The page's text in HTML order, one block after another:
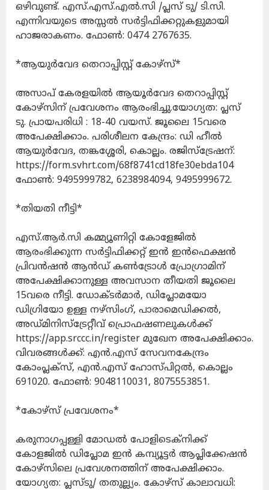
ഒഴിവുണ്ട്. എസ്.എസ്.എല്‍.സി /പ്ലസ് ടു/ ടി.സി.
എന്നിവയുടെ അസ്സല്‍ സര്‍ട്ടിഫിക്കറ്റുകളുമായി
ഹാജരാകണം. ഫോണ്‍: 0474 2767635.
*ആയുര്‍വേദ തെറാപ്പിസ്റ്റ് കോഴ്സ്*
അസാപ് കേരളയില്‍ ആയൂര്‍വേദ തെറാപ്പിസ്റ്റ്
കോഴ്സിന് പ്രവേശനം ആരംഭിച്ചു.യോഗ്യത: പ്ലസ്
ടു. പ്രായപരിധി : 18-40 വയസ്. ജൂലൈ 15വരെ
അപേക്ഷിക്കാം. പരിശീലന കേന്ദ്രം: ഡി ഹീല്‍
ആയുര്‍വേദ, തങ്കശ്ശേരി, കൊല്ലം. രജിസ്ട്രേഷന്:
https://form.svhrt.com/68f8741cd18fe30ebda104
ഫോണ്‍: 9495999782, 6238984094, 9495999672.
*തിയതി നീട്ടി*
എസ്.ആര്‍.സി കമ്മ്യൂണിറ്റി കോളേജില്‍
ആരംഭിക്കുന്ന സര്‍ട്ടിഫിക്കറ്റ് ഇന്‍ ഇന്‍ഫെക്ഷന്‍
പ്രിവന്‍ഷന്‍ ആന്‍ഡ് കണ്‍ട്രോള്‍ പ്രോഗ്രാമിന്
അപേക്ഷിക്കാനുള്ള അവസാന തീയതി ജൂലൈ
15വരെ നീട്ടി. ഡോക്ടര്‍മാര്‍, ഡിപ്ലോമയോ
ഡിഗ്രിയോ ഉള്ള നഴ്‌സിംഗ്, പാരാമെഡിക്കല്‍,
അഡ്മിനിസ്ട്രേറ്റീവ് പ്രൊഫഷണലുകള്‍ക്ക്
https://app.srccc.in/register മുഖേന അപേക്ഷിക്കാം.
വിവരങ്ങള്‍ക്ക്: എന്‍.എസ് സേവനകേന്ദ്രം
കോംപ്ലക്സ്, എന്‍.എസ് ഹോസ്പിറ്റല്‍, കൊല്ലം
691020. ഫോണ്‍: 9048110031, 8075553851.
*കോഴ്സ് പ്രവേശനം*
കരുനാഗപ്പള്ളി മോഡല്‍ പോളിടെക്‌നിക്ക്
കോളജില്‍ ഡിപ്ലോമ ഇന്‍ കമ്പ്യൂട്ടര്‍ ആപ്ലിക്കേഷന്‍
കോഴ്സിലെ പ്രവേശനത്തിന് അപേക്ഷിക്കാം.
യോഗ്യത: പ്ലസ്ടു/ തതുല്ല്യം. കോഴ്സ് കാലാവധി: